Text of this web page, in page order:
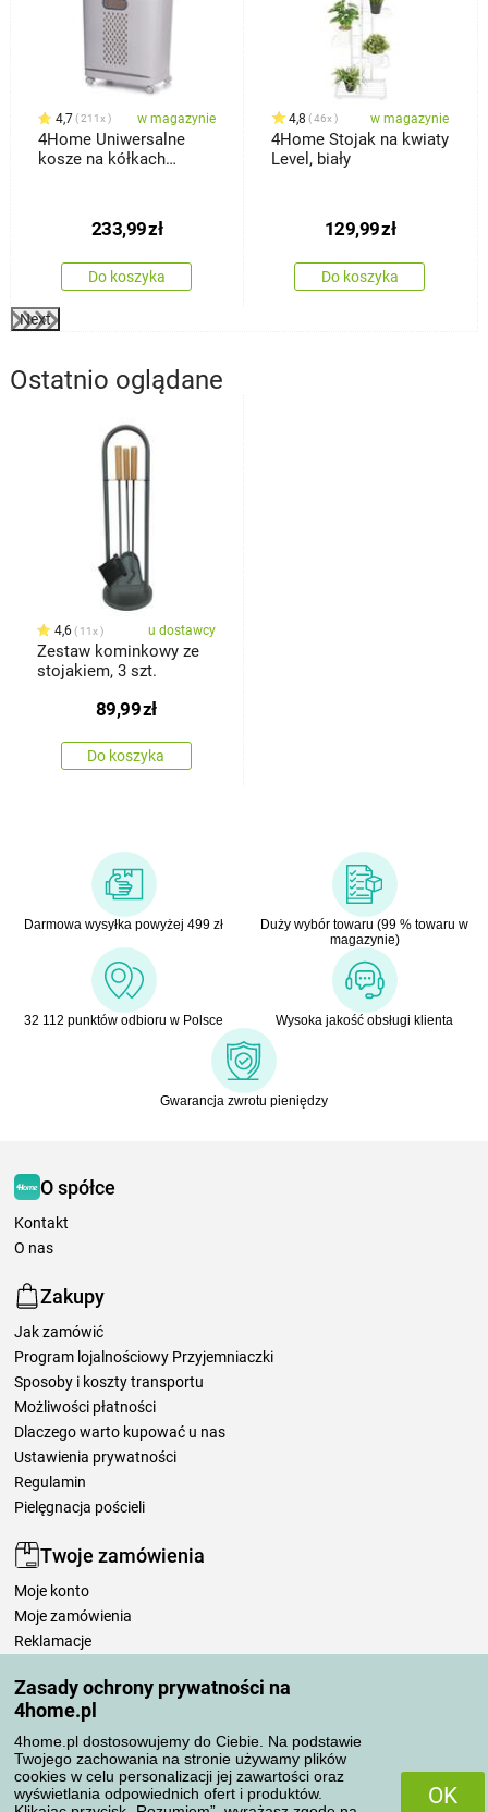
Zasady ochrony prywatności na
4home.pl
4home.pl dostosowujemy do Ciebie. Na podstawie
Twojego zachowania na stronie używamy plików
cookies w celu personalizacji jej zawartości oraz
wyświetlania odpowiednich ofert i produktów.
OK
4,7 211x w magazynie
4Home Uniwersalne
kosze na kółkach
233,99zł
Do koszyka
4,8 46x w magazynie
4Home Stojak na kwiaty
Level, biały
129,99zł
Do koszyka
Next
Ostatnio oglądane
4,6 11x u dostawcy
Zestaw kominkowy ze
stojakiem, 3 szt.
89,99zł
Do koszyka
Darmowa wysyłka powyżej 499 zł
Duży wybór towaru (99 % towaru w
magazynie)
32 112 punktów odbioru w Polsce Wysoka jakość obsługi klienta
Gwarancja zwrotu pieniędzy
O spółce
Kontakt
O nas
Zakupy
Jak zamówić
Program lojalnościowy Przyjemniaczki
Sposoby i koszty transportu
Możliwości płatności
Dlaczego warto kupować u nas
Ustawienia prywatności
Regulamin
Pielęgnacja pościeli
Twoje zamówienia
Moje konto
Moje zamówienia
Reklamacje
Zasady przetwarzania recenzji
Sposoby transportu